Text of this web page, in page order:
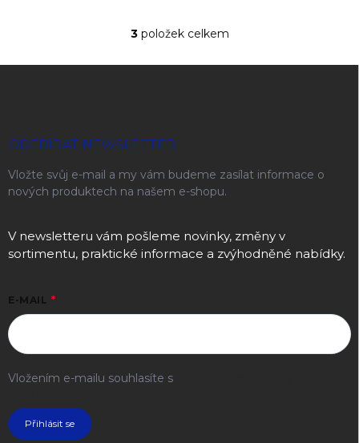
Ovládací prvky výpisu
3položek celkem
ODEBÍRAT NEWSLETTER
Vložte svůj e-mail a my vám budeme zasílat informace o
nových produktech na našem e-shopu.
V newsletteru vám pošleme novinky, změny v
sortimentu, praktické informace a zvýhodněné nabídky.
E-MAIL
Vložením e-mailu souhlasíte s
Přihlásit se